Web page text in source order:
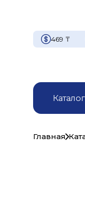
469 ₸
Каталог
Главная